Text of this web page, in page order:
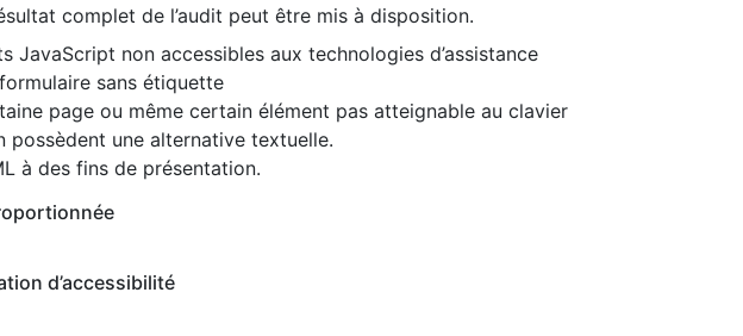
complet de l’audit peut être mis à disposition.
JavaScript non accessibles aux technologies d’assistance
sans étiquette
page ou même certain élément pas atteignable au clavier
possèdent une alternative textuelle.
à des fins de présentation.
d’accessibilité